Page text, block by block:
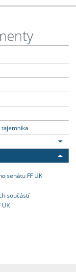
tajemníka
senátu FF UK
součástí
UK